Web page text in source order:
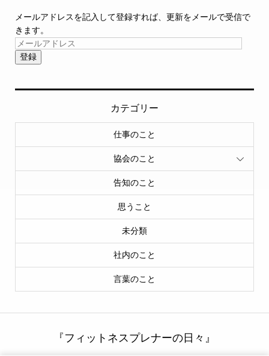
メールアドレスを記入して登録すれば、更新をメールで受信で
きます。
登録
カテゴリー
仕事のこと
協会のこと
告知のこと
思うこと
未分類
社内のこと
言葉のこと
『フィットネスプレナーの日々』